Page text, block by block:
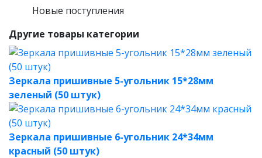
Новые поступления
Другие товары категории
Зеркала пришивные 5-угольник 15*28мм
зеленый (50 штук)
Зеркала пришивные 6-угольник 24*34мм
красный (50 штук)